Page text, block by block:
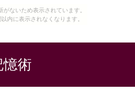
ないため表示されています。
内に表示されなくなります。
術